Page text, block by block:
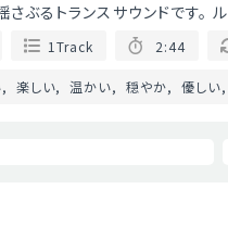
さぶるトランスサウンドです。
1Track 2:44
楽しい 温かい 穏やか 優しい